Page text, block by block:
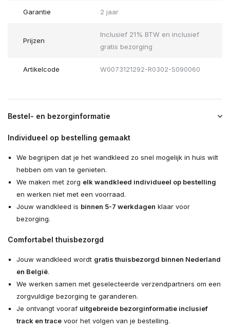
Garantie 2 jaar
Prijzen
Inclusief 21% BTW en inclusief
gratis bezorging
Artikelcode W0073121292-R0302-S090060
Bestel- en bezorginformatie
Individueel op bestelling gemaakt
We begrijpen dat je het wandkleed zo snel mogelijk in huis wilt
hebben om van te genieten.
We maken met zorg elk wandkleed individueel op bestelling
en werken niet met een voorraad.
Jouw wandkleed is binnen 5-7 werkdagen klaar voor
bezorging.
Comfortabel thuisbezorgd
Jouw wandkleed wordt gratis thuisbezorgd binnen Nederland
en België.
We werken samen met geselecteerde verzendpartners om een
zorgvuldige bezorging te garanderen.
Je ontvangt vooraf uitgebreide bezorginformatie inclusief
track en tracevoor het volgen van je bestelling.